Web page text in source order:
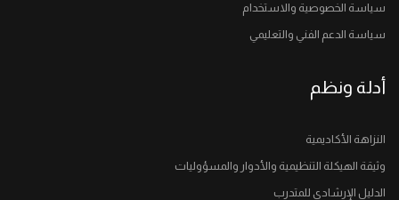
سياسة الخصوصية والاستخدام
سياسة الدعم الفني والتعليمي
أدلة ونظم
النزاهة الأكاديمية
وثيقة الهيكلة التنظيمية والأدوار والمسؤوليات
الدليل الإرشادي للمتدرب